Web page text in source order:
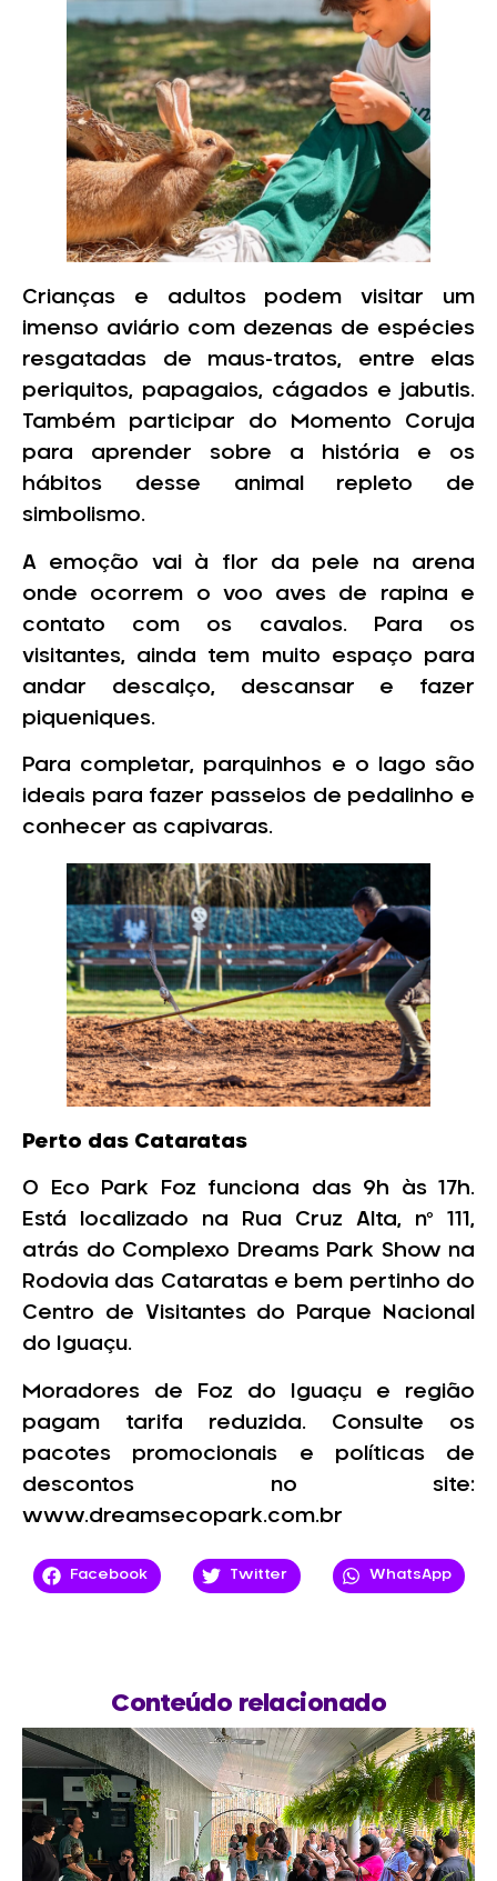
Crianças e adultos podem visitar um
imenso aviário com dezenas de espécies
resgatadas de maus-tratos, entre elas
periquitos, papagaios, cágados e jabutis.
Também participar do Momento Coruja
para aprender sobre a história e os
hábitos desse animal repleto de
simbolismo.
A emoção vai à flor da pele na arena
onde ocorrem o voo aves de rapina e
contato com os cavalos. Para os
visitantes, ainda tem muito espaço para
andar descalço, descansar e fazer
piqueniques.
Para completar, parquinhos e o lago são
ideais para fazer passeios de pedalinho e
conhecer as capivaras.
Perto das Cataratas
O Eco Park Foz funciona das 9h às 17h.
Está localizado na Rua Cruz Alta, nº 111,
atrás do Complexo Dreams Park Show na
Rodovia das Cataratas e bem pertinho do
Centro de Visitantes do Parque Nacional
do Iguaçu.
Moradores de Foz do Iguaçu e região
pagam tarifa reduzida. Consulte os
pacotes promocionais e políticas de
descontos no site:
www.dreamsecopark.com.br
Facebook Twitter WhatsApp
Conteúdo relacionado